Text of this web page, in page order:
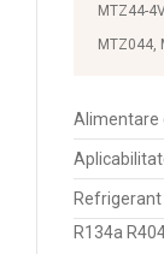
MTZ44-
MTZ044,
Alimentare
Refrigerant
R134a